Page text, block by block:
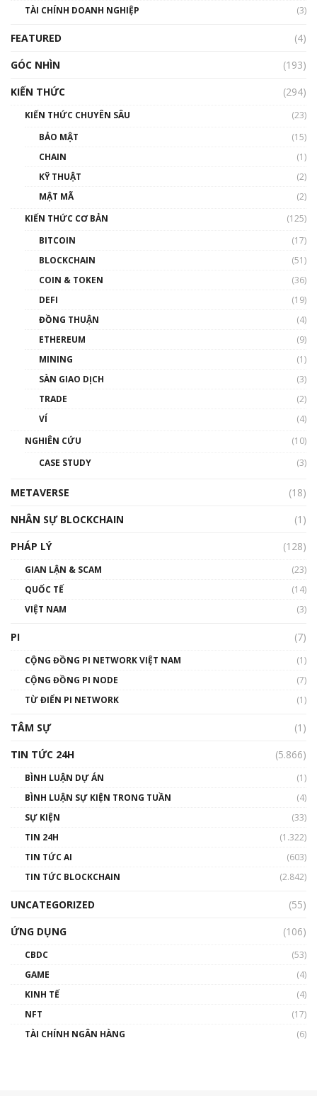
TÀI CHÍNH DOANH NGHIỆP
(3)
FEATURED
(4)
GÓC NHÌN
(193)
KIẾN THỨC
(294)
KIẾN THỨC CHUYÊN SÂU
(23)
BẢO MẬT
(15)
CHAIN
(1)
KỸ THUẬT
(2)
MẬT MÃ
(2)
KIẾN THỨC CƠ BẢN
(125)
BITCOIN
(17)
BLOCKCHAIN
(51)
COIN & TOKEN
(36)
DEFI
(19)
ĐỒNG THUẬN
(4)
ETHEREUM
(9)
MINING
(1)
SÀN GIAO DỊCH
(3)
TRADE
(2)
VÍ
(4)
NGHIÊN CỨU
(10)
CASE STUDY
(3)
METAVERSE
(18)
NHÂN SỰ BLOCKCHAIN
(1)
PHÁP LÝ
(128)
GIAN LẬN & SCAM
(23)
QUỐC TẾ
(14)
VIỆT NAM
(3)
PI (7)
CỘNG ĐỒNG PI NETWORK VIỆT NAM
(1)
CỘNG ĐỒNG PI NODE
(7)
TỪ ĐIỂN PI NETWORK
(1)
TÂM SỰ
(1)
TIN TỨC 24H
(5.866)
BÌNH LUẬN DỰ ÁN
(1)
BÌNH LUẬN SỰ KIỆN TRONG TUẦN
(4)
SỰ KIỆN
(33)
TIN 24H
(1.322)
TIN TỨC AI
(603)
TIN TỨC BLOCKCHAIN
(2.842)
UNCATEGORIZED
(55)
ỨNG DỤNG
(106)
CBDC
(53)
GAME
(4)
KINH TẾ
(4)
NFT
(17)
TÀI CHÍNH NGÂN HÀNG
(6)